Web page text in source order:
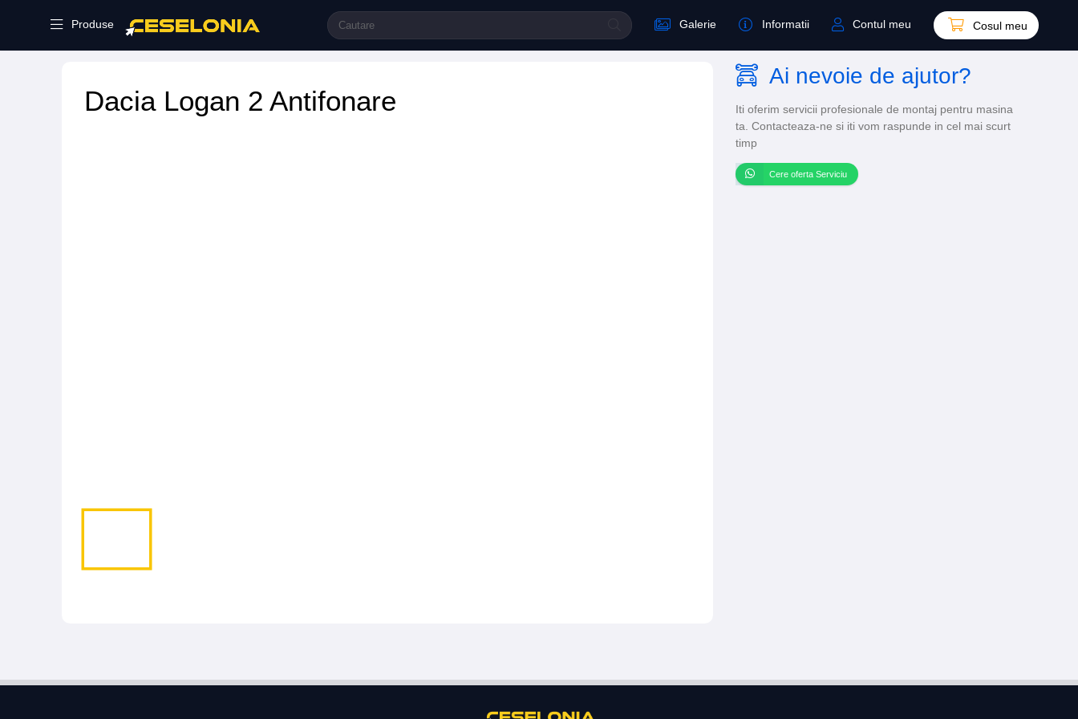
Produse Galerie Informatii Contul meu Cosul meu
Dacia Logan 2 Antifonare
Ai nevoie de ajutor?
Iti oferim servicii profesionale de montaj pentru masina
ta. Contacteaza-ne si iti vom raspunde in cel mai scurt
timp
Cere oferta Serviciu